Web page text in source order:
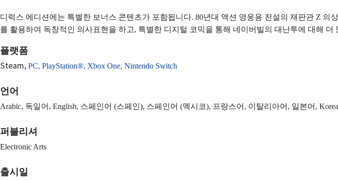
디럭스 에디션에는 특별한 보너스 콘텐츠가 포함됩니다. 80년대 액션 영웅용 전설의 재판관 Z
를 활용하여 독창적인 의사표현을 하고, 특별한 디지털 코믹을 통해 네이버빌의 대난투에 대해
플랫폼
Steam, PC, PlayStation®, Xbox One, Nintendo Switch
언어
Arabic, 독일어, English, 스페인어 (스페인), 스페인어 (멕시코), 프랑스어, 이탈리아어, 일본어,
퍼블리셔
Electronic Arts
출시일